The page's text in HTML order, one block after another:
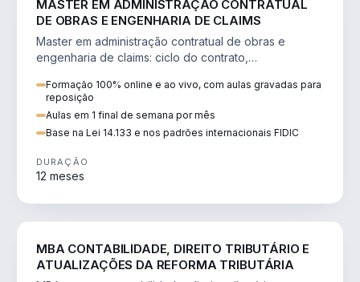
MASTER EM ADMINISTRAÇÃO CONTRATUAL
DE OBRAS E ENGENHARIA DE CLAIMS
Master em administração contratual de obras e
engenharia de claims: ciclo do contrato,
Formação 100% online e ao vivo, com aulas gravadas para
reposição
Aulas em 1 final de semana por mês
Base na Lei 14.133 e nos padrões internacionais FIDIC
DURAÇÃO
12 meses
MBA CONTABILIDADE, DIREITO TRIBUTÁRIO E
ATUALIZAÇÕES DA REFORMA TRIBUTÁRIA